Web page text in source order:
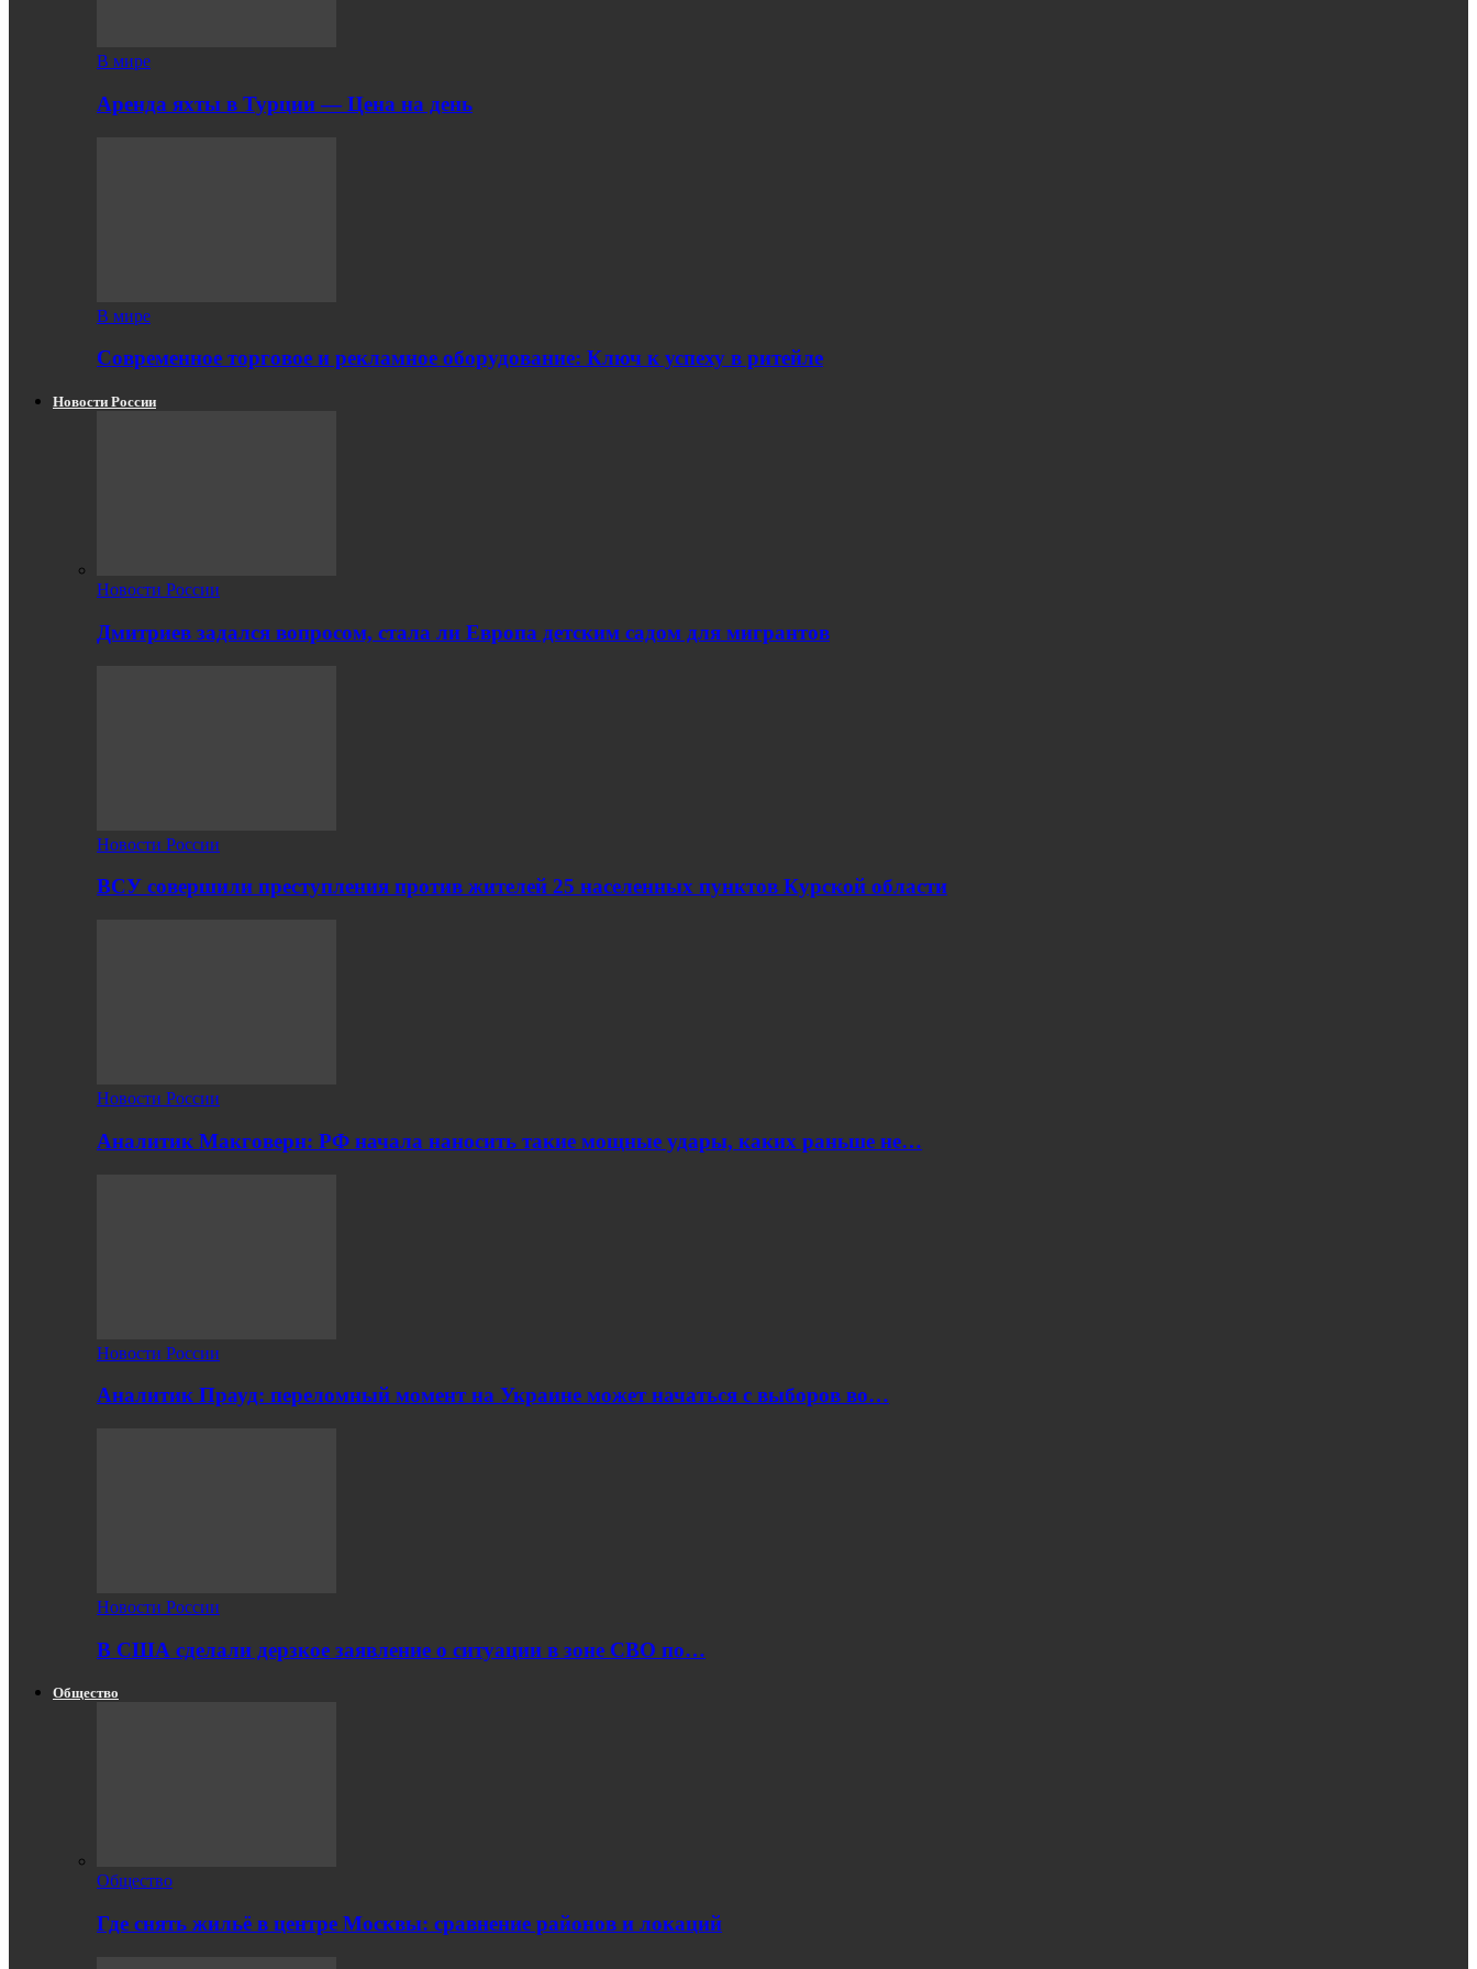
В мире
Аренда яхты в Турции — Цена на день
В мире
Современное торговое и рекламное оборудование: Ключ к успеху в ритейле
Новости России
Новости России
Дмитриев задался вопросом, стала ли Европа детским садом для мигрантов
Новости России
ВСУ совершили преступления против жителей 25 населенных пунктов Курской области
Новости России
Аналитик Макговерн: РФ начала наносить такие мощные удары, каких раньше не…
Новости России
Аналитик Прауд: переломный момент на Украине может начаться с выборов во…
Новости России
В США сделали дерзкое заявление о ситуации в зоне СВО по…
Общество
Общество
Где снять жильё в центре Москвы: сравнение районов и локаций